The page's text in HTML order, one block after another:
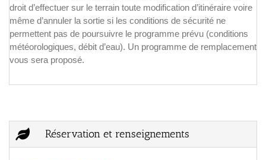
droit d’effectuer sur le terrain toute modification d’itinéraire voire
même d’annuler la sortie si les conditions de sécurité ne
permettent pas de poursuivre le programme prévu (conditions
météorologiques, débit d’eau). Un programme de remplacement
vous sera proposé.
Réservation et renseignements